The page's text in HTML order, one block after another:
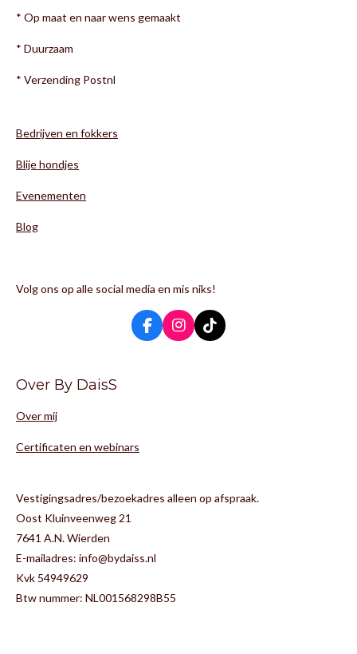
* Op maat en naar wens gemaakt
* Duurzaam
* Verzending Postnl
Bedrijven en fokkers
Blije hondjes
Evenementen
Blog
Volg ons op alle social media en mis niks!
F
a
I
n
T
i
Over By DaisS
Over mij
Certificaten en webinars
Vestigingsadres/bezoekadres alleen op afspraak.
Oost Kluinveenweg 21
7641 A.N. Wierden
E-mailadres: info@bydaiss.nl
Kvk 54949629
Btw nummer: NL001568298B55